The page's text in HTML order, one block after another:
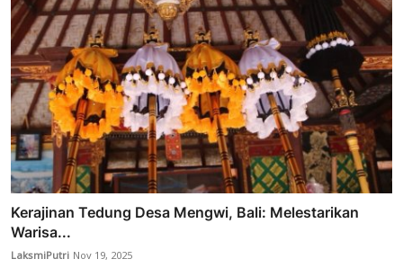
Kerajinan Tedung Desa Mengwi, Bali: Melestarikan
Warisa...
LaksmiPutri Nov 19, 2025